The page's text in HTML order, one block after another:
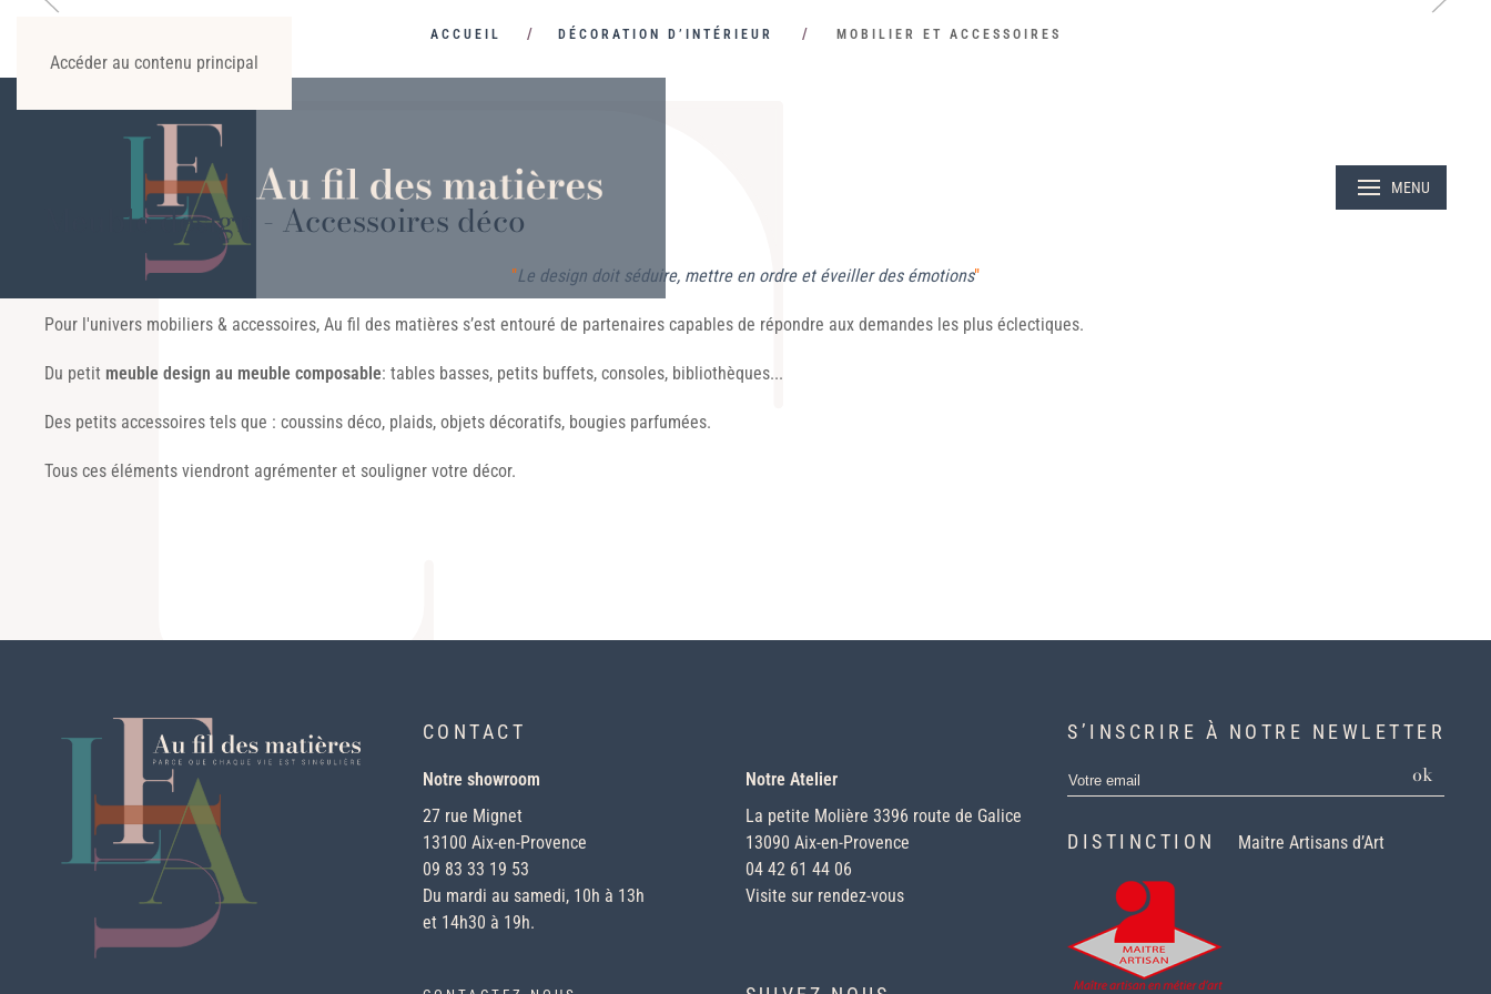
Accéder au contenu principal
ACCUEIL DÉCORATION D’INTÉRIEUR MOBILIER ET ACCESSOIRES
Meuble design - Accessoires déco
"Le design doit séduire, mettre en ordre et éveiller des émotions"
Pour l'univers mobiliers & accessoires, Au fil des matières s’est entouré de partenaires capables de répondre aux demandes les plus éclectiques.
Du petit meuble design au meuble composable: tables basses, petits buffets, consoles, bibliothèques...
Des petits accessoires tels que : coussins déco, plaids, objets décoratifs, bougies parfumées.
Tous ces éléments viendront agrémenter et souligner votre décor.
CONTACT
Notre showroom
27 rue Mignet
13100 Aix-en-Provence
09 83 33 19 53
Du mardi au samedi, 10h à 13h
et 14h30 à 19h.
Notre Atelier
La petite Molière 3396 route de Galice
13090 Aix-en-Provence
04 42 61 44 06
Visite sur rendez-vous
S’INSCRIRE À NOTRE NEWLETTER
ok
DISTINCTION Maitre Artisans d’Art